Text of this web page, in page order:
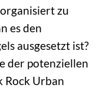
zu
es den
ausgesetzt ist?
der potenziellen
Rock Urban